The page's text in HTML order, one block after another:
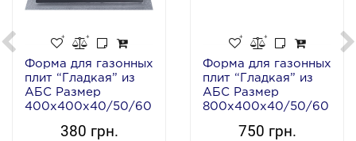
Форма для газонных
плит “Гладкая” из
АБС Размер
400х400х40/50/60
380 грн.
Форма для газонных
плит “Гладкая” из
АБС Размер
800х400х40/50/60
750 грн.